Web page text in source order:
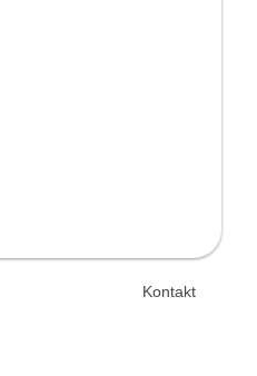
Kontakt
© 2026 Unsertag.de - Ihr